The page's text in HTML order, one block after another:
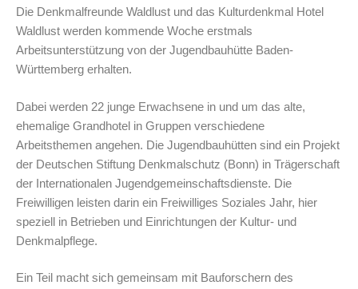
Die Denkmalfreunde Waldlust und das Kulturdenkmal Hotel
Waldlust werden kommende Woche erstmals
Arbeitsunterstützung von der Jugendbauhütte Baden-
Württemberg erhalten.
Dabei werden 22 junge Erwachsene in und um das alte,
ehemalige Grandhotel in Gruppen verschiedene
Arbeitsthemen angehen. Die Jugendbauhütten sind ein Projekt
der Deutschen Stiftung Denkmalschutz (Bonn) in Trägerschaft
der Internationalen Jugendgemeinschaftsdienste. Die
Freiwilligen leisten darin ein Freiwilliges Soziales Jahr, hier
speziell in Betrieben und Einrichtungen der Kultur- und
Denkmalpflege.
Ein Teil macht sich gemeinsam mit Bauforschern des